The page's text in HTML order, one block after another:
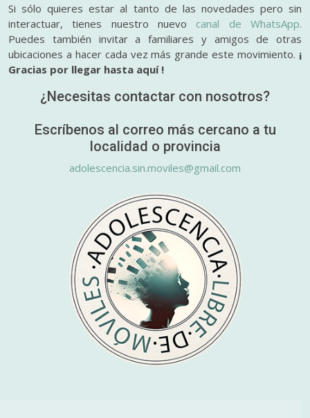
Si sólo quieres estar al tanto de las novedades pero sin
interactuar, tienes nuestro nuevo canal de WhatsApp.
Puedes también invitar a familiares y amigos de otras
ubicaciones a hacer cada vez más grande este movimiento. ¡
Gracias por llegar hasta aquí !
¿Necesitas contactar con nosotros?
Escríbenos al correo más cercano a tu
localidad o provincia
adolescencia.sin.moviles@gmail.com